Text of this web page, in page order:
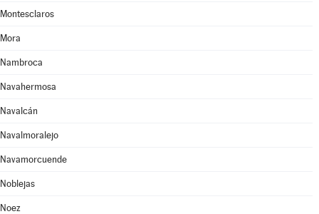
Montesclaros
Mora
Nambroca
Navahermosa
Navalcán
Navalmoralejo
Navamorcuende
Noblejas
Noez